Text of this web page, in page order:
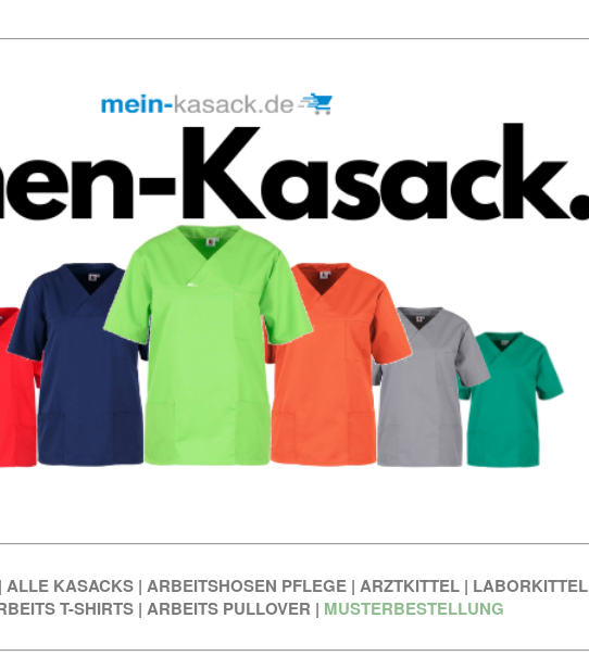
ALLE KASACKS | ARBEITSHOSEN PFLEGE | ARZTKITTEL | LABORKITTEL
T-SHIRTS | ARBEITS PULLOVER | MUSTERBESTELLUNG